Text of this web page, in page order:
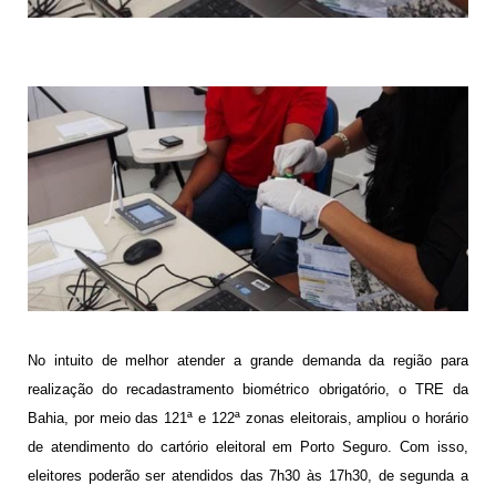
No intuito de melhor atender a grande demanda da região para
realização do recadastramento biométrico obrigatório, o TRE da
Bahia, por meio das 121ª e 122ª zonas eleitorais, ampliou o horário
de atendimento do cartório eleitoral em Porto Seguro. Com isso,
eleitores poderão ser atendidos das 7h30 às 17h30, de segunda a